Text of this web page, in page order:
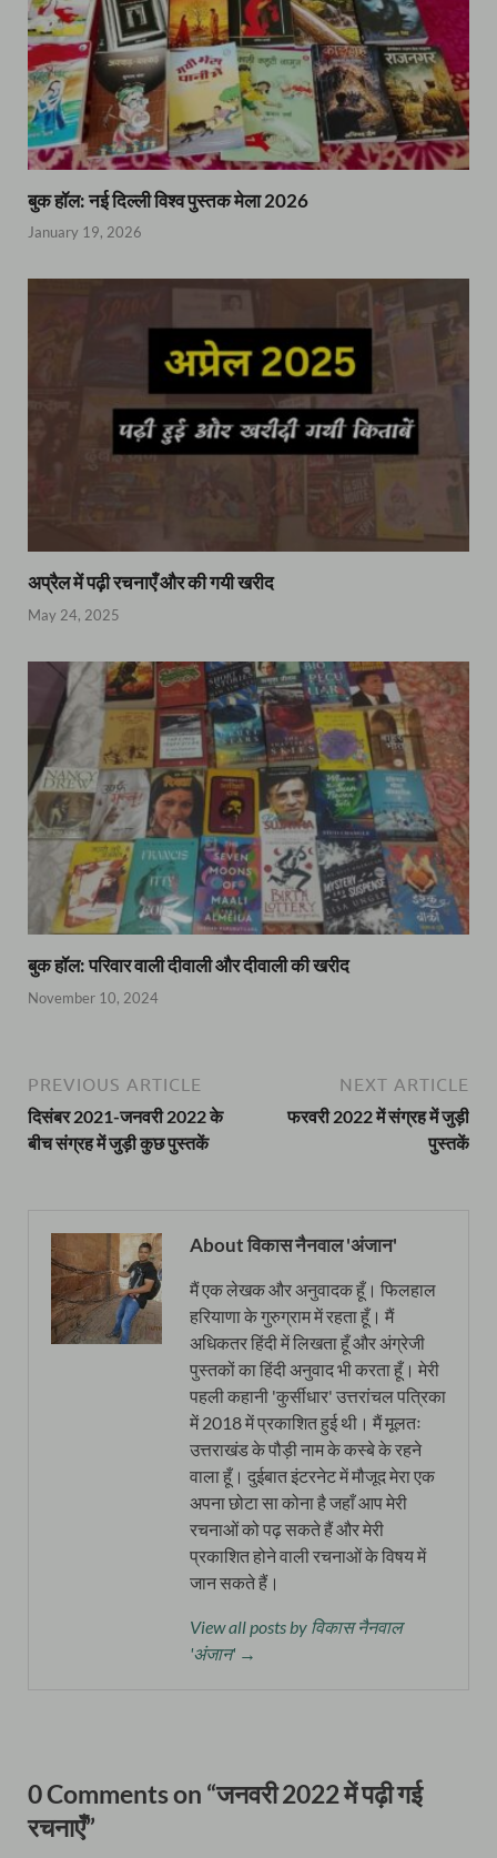
बुक हॉल: नई दिल्ली विश्व पुस्तक मेला 2026
January 19, 2026
अप्रैल में पढ़ी रचनाएँ और की गयी खरीद
May 24, 2025
बुक हॉल: परिवार वाली दीवाली और दीवाली की खरीद
November 10, 2024
PREVIOUS ARTICLE
दिसंबर 2021-जनवरी 2022 के
बीच संग्रह में जुड़ी कुछ पुस्तकें
NEXT ARTICLE
फरवरी 2022 में संग्रह में जुड़ी
पुस्तकें
About विकास नैनवाल 'अंजान'
मैं एक लेखक और अनुवादक हूँ। फिलहाल
हरियाणा के गुरुग्राम में रहता हूँ। मैं
अधिकतर हिंदी में लिखता हूँ और अंग्रेजी
पुस्तकों का हिंदी अनुवाद भी करता हूँ। मेरी
पहली कहानी 'कुर्सीधार' उत्तरांचल पत्रिका
में 2018 में प्रकाशित हुई थी। मैं मूलतः
उत्तराखंड के पौड़ी नाम के कस्बे के रहने
वाला हूँ। दुईबात इंटरनेट में मौजूद मेरा एक
अपना छोटा सा कोना है जहाँ आप मेरी
रचनाओं को पढ़ सकते हैं और मेरी
प्रकाशित होने वाली रचनाओं के विषय में
जान सकते हैं।
View all posts by विकास नैनवाल
'अंजान' →
0 Comments on “जनवरी 2022 में पढ़ी गई
रचनाएँ”